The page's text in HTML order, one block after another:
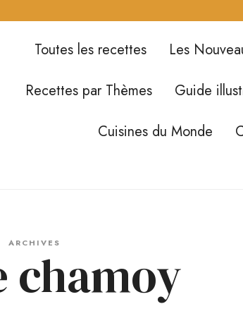
Toutes les recettes Les
Recettes par Thèmes
Guide
Cuisines du Monde
ARCHIVES
chamoy